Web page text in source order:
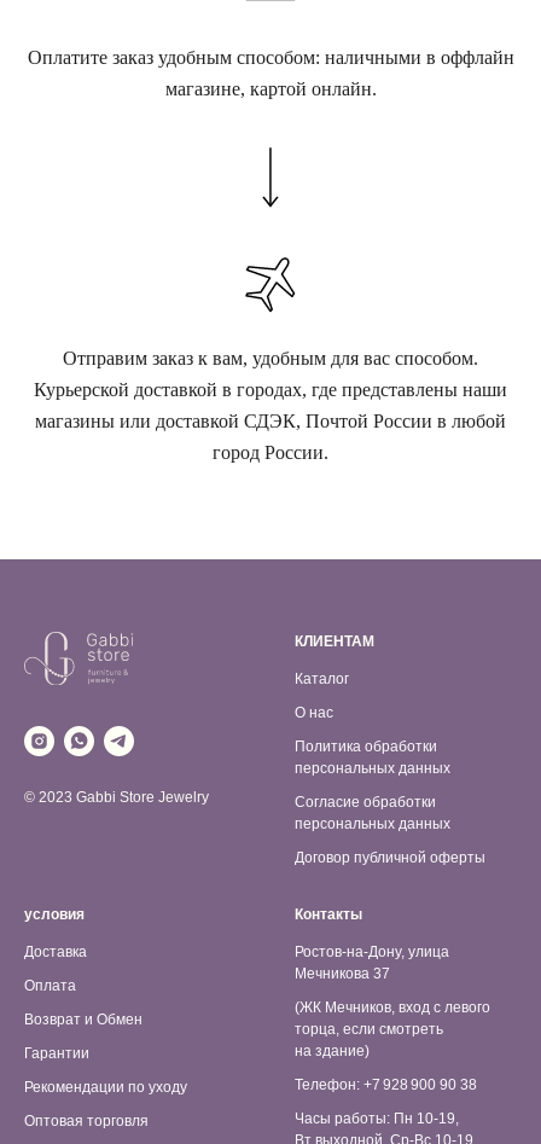
Оплатите заказ удобным способом: наличными в оффлайн
магазине, картой онлайн.
Отправим заказ к вам, удобным для вас способом.
Курьерской доставкой в городах, где представлены наши
магазины или доставкой СДЭК, Почтой России в любой
город России.
© 2023 Gabbi Store Jewelry
КЛИЕНТАМ
Каталог
О нас
Политика обработки
персональных данных
Согласие обработки
персональных данных
Договор публичной оферты
условия
Доставка
Оплата
Возврат и Обмен
Гарантии
Рекомендации по уходу
Оптовая торговля
Контакты
Ростов-на-Дону, улица
Мечникова 37
(ЖК Мечников, вход с левого
торца, если смотреть
на здание)
Телефон: +7 928 900 90 38
Часы работы: Пн 10-19,
Вт выходной, Ср-Вс 10-19